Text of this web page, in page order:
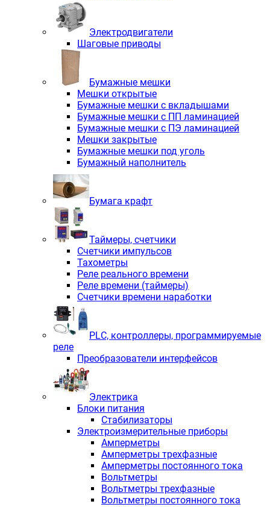
Электродвигатели
Шаговые приводы
Бумажные мешки
Мешки открытые
Бумажные мешки с вкладышами
Бумажные мешки с ПП ламинацией
Бумажные мешки с ПЭ ламинацией
Мешки закрытые
Бумажные мешки под уголь
Бумажный наполнитель
Бумага крафт
Таймеры, счетчики
Счетчики импульсов
Тахометры
Реле реального времени
Реле времени (таймеры)
Счетчики времени наработки
PLС, контроллеры, программируемые
реле
Преобразователи интерфейсов
Электрика
Блоки питания
Стабилизаторы
Электроизмерительные приборы
Амперметры
Амперметры трехфазные
Амперметры постоянного тока
Вольтметры
Вольтметры трехфазные
Вольтметры постоянного тока